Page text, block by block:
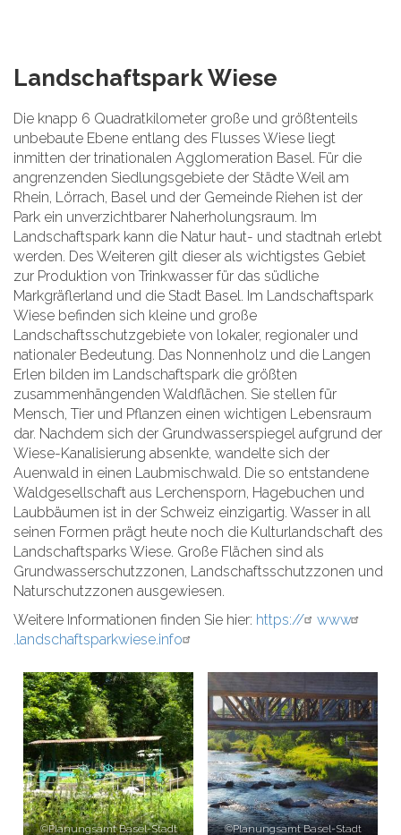
Landschaftspark Wiese
Die knapp 6 Quadratkilometer große und größtenteils
unbebaute Ebene entlang des Flusses Wiese liegt
inmitten der trinationalen Agglomeration Basel. Für die
angrenzenden Siedlungsgebiete der Städte Weil am
Rhein, Lörrach, Basel und der Gemeinde Riehen ist der
Park ein unverzichtbarer Naherholungsraum. Im
Landschaftspark kann die Natur haut- und stadtnah erlebt
werden. Des Weiteren gilt dieser als wichtigstes Gebiet
zur Produktion von Trinkwasser für das südliche
Markgräflerland und die Stadt Basel. Im Landschaftspark
Wiese befinden sich kleine und große
Landschaftsschutzgebiete von lokaler, regionaler und
nationaler Bedeutung. Das Nonnenholz und die Langen
Erlen bilden im Landschaftspark die größten
zusammenhängenden Waldflächen. Sie stellen für
Mensch, Tier und Pflanzen einen wichtigen Lebensraum
dar. Nachdem sich der Grundwasserspiegel aufgrund der
Wiese-Kanalisierung absenkte, wandelte sich der
Auenwald in einen Laubmischwald. Die so entstandene
Waldgesellschaft aus Lerchensporn, Hagebuchen und
Laubbäumen ist in der Schweiz einzigartig. Wasser in all
seinen Formen prägt heute noch die Kulturlandschaft des
Landschaftsparks Wiese. Große Flächen sind als
Grundwasserschutzzonen, Landschaftsschutzzonen und
Naturschutzzonen ausgewiesen.
Weitere Informationen finden Sie hier: https://
www
.landschaftsparkwiese.info
©Planungsamt Basel-Stadt ©Planungsamt Basel-Stadt